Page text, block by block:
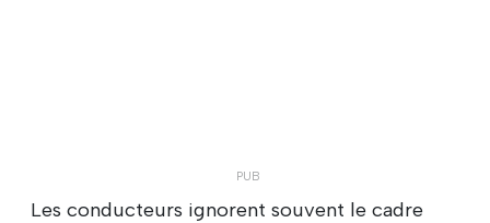
Les conducteurs ignorent souvent le cadre